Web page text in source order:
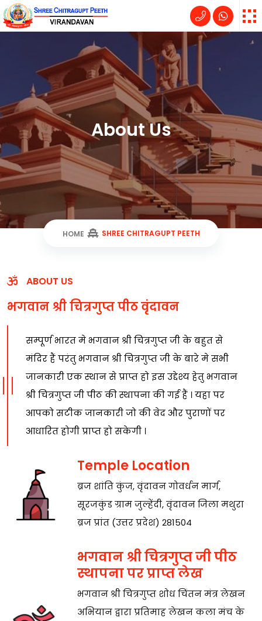
About Us
HOME SHREE CHITRAGUPT PEETH
ABOUT US
भगवान श्री चित्रगुप्त पीठ वृंदावन
सम्पूर्ण भारत मे भगवान श्री चित्रगुप्त जी के बहुत से
मंदिर हैं परंतु भगवान श्री चित्रगुप्त जी के बारे मे सभी
जानकारी एक स्थान से प्राप्त हो इस उद्देश्य हेतु भगवान
श्री चित्रगुप्त जी पीठ की स्थापना की गई हैं । यहा पर
आपको सटीक जानकारी जो की वेद और पुराणों पर
आधारित होगी प्राप्त हो सकेगी ।
Temple Location
ब्रज शांति कुंज, वृंदावन गोवर्धन मार्ग,
सूरजकुंड ग्राम जुल्हेंदी, वृंदावन जिला मथुरा
ब्रज प्रांत (उत्तर प्रदेश) 281504
भगवान श्री चित्रगुप्त जी पीठ
स्थापना पर प्राप्त लेख
भगवान श्री चित्रगुप्त शोध चिंतन मंत्र लेखन
अभियान द्वारा प्रतिमाह लेखन कला मंच के